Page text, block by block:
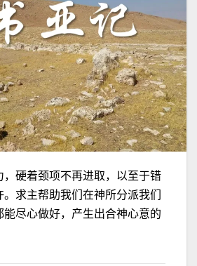
，硬着颈项不再进取，以至于错
求主帮助我们在神所分派我们
能尽心做好，产生出合神心意的